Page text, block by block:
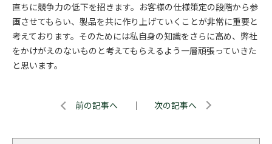
直ちに競争力の低下を招きます。お客様の仕様策定の段階から参
画させてもらい、製品を共に作り上げていくことが非常に重要と
考えております。そのためには私自身の知識をさらに高め、弊社
をかけがえのないものと考えてもらえるよう一層頑張っていきた
と思います。
前の記事へ ｜ 次の記事へ